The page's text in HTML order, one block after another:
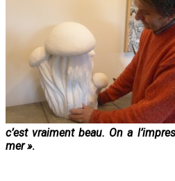
c’est vraiment beau. On a
mer ».